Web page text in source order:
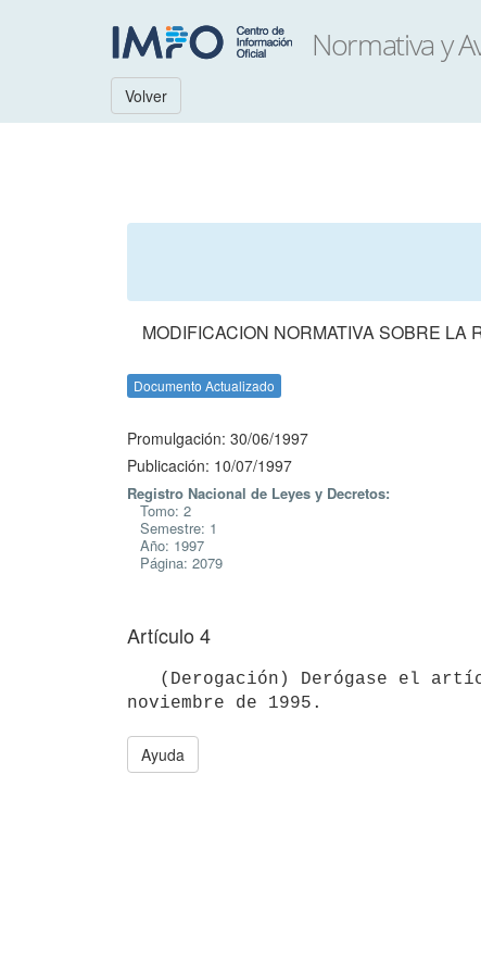
Volver
MODIFICACION NORMATIVA SOBRE LA
Documento Actualizado
Promulgación: 30/06/1997
Publicación: 10/07/1997
Registro Nacional de Leyes y Decretos:
Tomo: 2
Semestre: 1
Año: 1997
Página: 2079
Artículo 4
Ayuda